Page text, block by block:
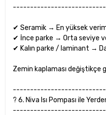
✔ Seramik → En yüksek
✔ İnce parke → Orta seviye
✔ Kalın parke / laminant →
Zemin kaplaması değiştikçe
? 6. Niva Isı Pompası ile